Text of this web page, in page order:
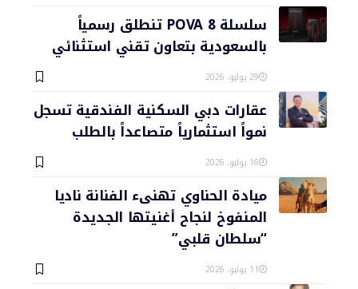
سلسلة POVA 8 تنطلق رسمياً
بالسعودية بتعاون تقني استثنائي
29 يوليو، 2026
عقارات دبي السكنية الفندقية تسجل
نمواً استثمارياً متصاعداً بالطلب
16 يوليو، 2026
ميادة الحناوي تهنىء الفنانة ناديا
المنفوخ لنجاح أغنيتها الجديدة
“سلطان قلبي”
11 يوليو، 2026